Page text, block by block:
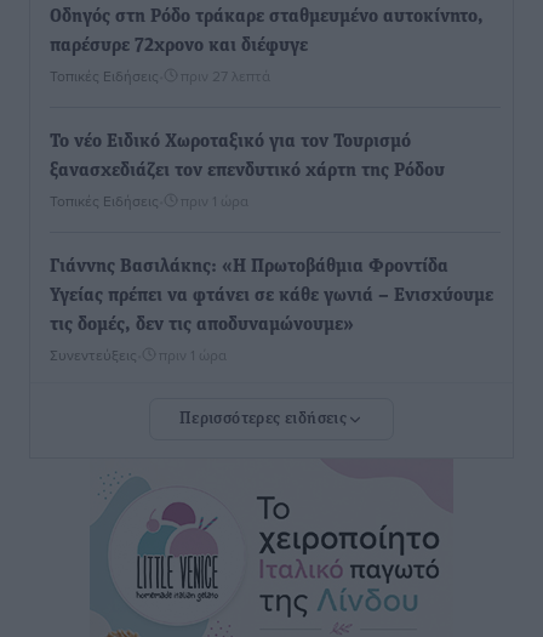
Οδηγός στη Ρόδο τράκαρε σταθμευμένο αυτοκίνητο,
παρέσυρε 72χρονο και διέφυγε
Τοπικές Ειδήσεις πριν 27 λεπτά
Το νέο Ειδικό Χωροταξικό για τον Τουρισμό
ξανασχεδιάζει τον επενδυτικό χάρτη της Ρόδου
Τοπικές Ειδήσεις πριν 1 ώρα
Γιάννης Βασιλάκης: «Η Πρωτοβάθμια Φροντίδα
Υγείας πρέπει να φτάνει σε κάθε γωνιά – Ενισχύουμε
τις δομές, δεν τις αποδυναμώνουμε»
Συνεντεύξεις πριν 1 ώρα
Ιδρυμα Ωνάση: Το όραμα πίσω από τα δύο νέα
Συνεντεύξεις
Μιχάλης Χουρδάκης: «Η χώρα χρειάζεται μια
αξιόπιστη εναλλακτική κυβερνητική πρόταση»
Συνεντεύξεις • πριν 2 ώρες
Περισσότερες ειδήσεις